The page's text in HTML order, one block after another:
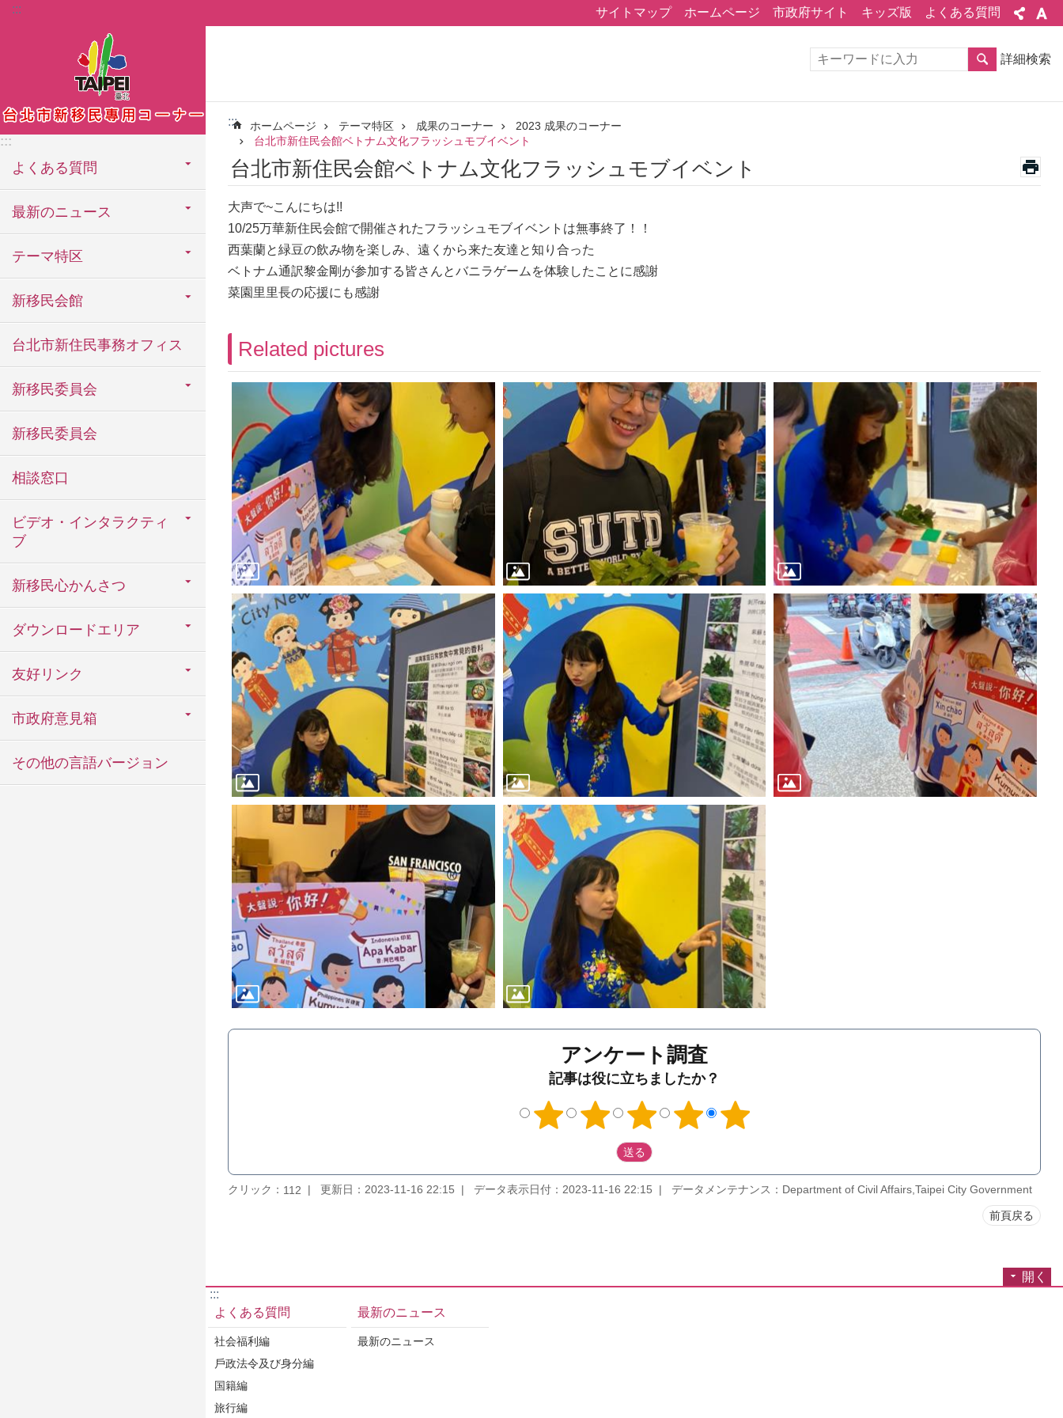
メインコンテンツブロックにスキップ
::: サイトマップ ホームページ 市政府サイト キッズ版 よくある質問
:::
よくある質問
最新のニュース
テーマ特区
新移民会館
台北市新住民事務オフィス
新移民委員会
新移民委員会
相談窓口
ビデオ・インタラクティ
ブ
新移民心かんさつ
ダウンロードエリア
友好リンク
市政府意見箱
その他の言語バージョン
詳細検索
::: ホームページ テーマ特区 成果のコーナー
2023 成果のコーナー
台北市新住民会館ベトナム文化フラッシュモブイベント
台北市新住民会館ベトナム文化フラッシュモブイベント
大声で~こんにちは!!
10/25万華新住民会館で開催されたフラッシュモブイベントは無事終了！！
西葉蘭と緑豆の飲み物を楽しみ、遠くから来た友達と知り合った
ベトナム通訳黎金剛が参加する皆さんとバニラゲームを体験したことに感謝
菜園里里長の応援にも感謝
Related pictures
アンケート調査
記事は役に立ちましたか？
クリック： 112 更新日：2023-11-16 22:15 データ表示日付：2023-11-16 22:15 データメンテナンス：Department of Civil Affairs,Taipei City Government
前頁戻る
開く
:::
よくある質問
社会福利編
戶政法令及び身分編
国籍編
旅行編
最新のニュース
最新のニュース